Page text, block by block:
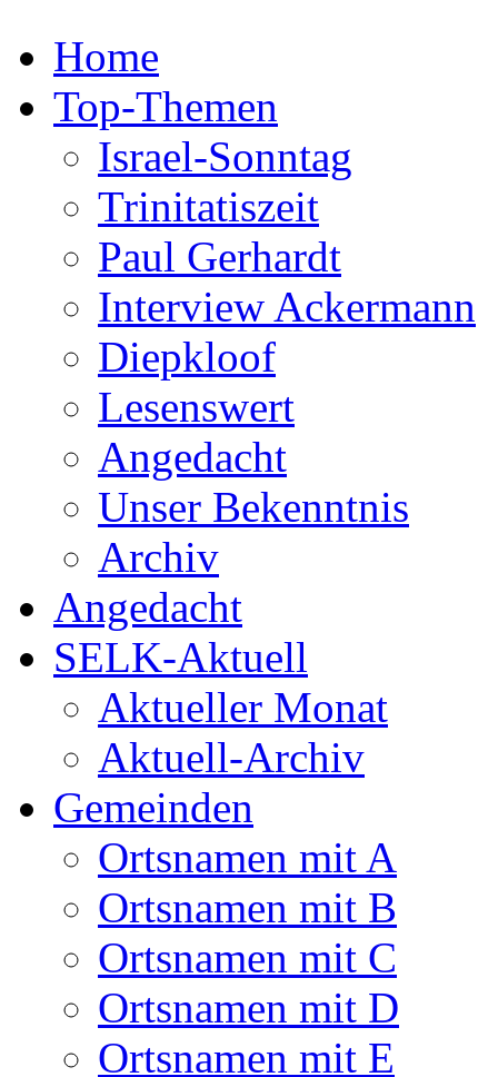
Home
Top-Themen
Israel-Sonntag
Trinitatiszeit
Paul Gerhardt
Interview Ackermann
Diepkloof
Lesenswert
Angedacht
Unser Bekenntnis
Archiv
Angedacht
SELK-Aktuell
Aktueller Monat
Aktuell-Archiv
Gemeinden
Ortsnamen mit A
Ortsnamen mit B
Ortsnamen mit C
Ortsnamen mit D
Ortsnamen mit E